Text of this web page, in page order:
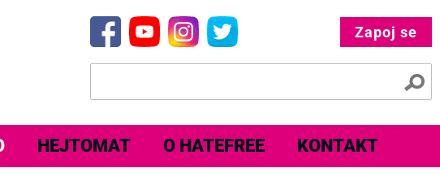
HEJTOMAT O HATEFREE KONTAKT
Zapoj se